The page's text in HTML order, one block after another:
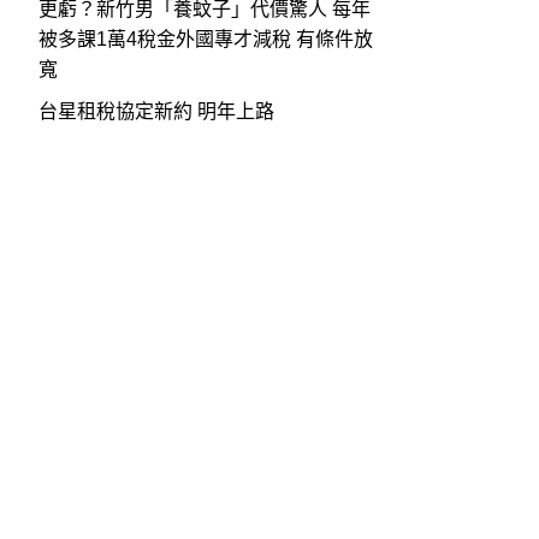
更虧？新竹男「養蚊子」代價驚人 每年
被多課1萬4稅金外國專才減稅 有條件放
寬
台星租稅協定新約 明年上路